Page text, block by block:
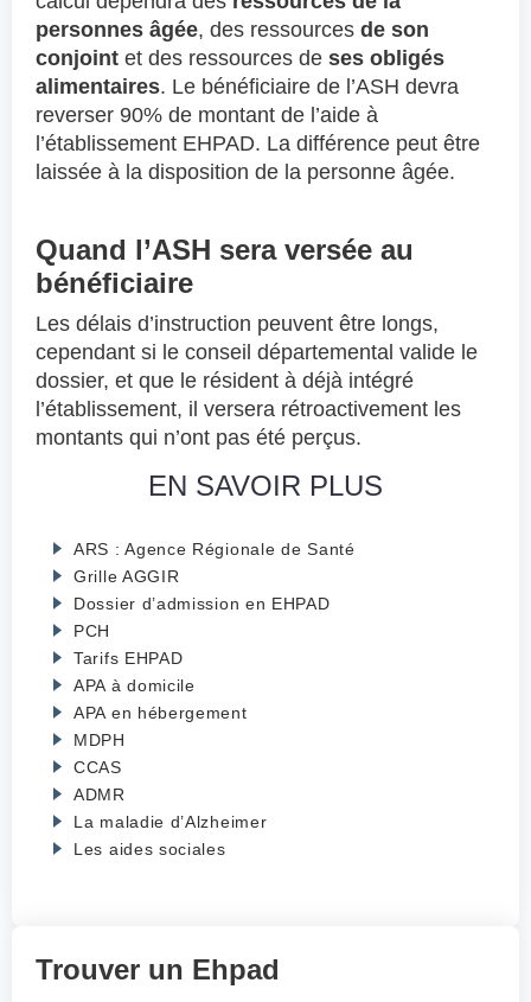
personnes âgée, des ressources de son
conjoint et des ressources de ses obligés
alimentaires. Le bénéficiaire de l’ASH devra
reverser 90% de montant de l’aide à
l’établissement EHPAD. La différence peut être
laissée à la disposition de la personne âgée.
Quand l’ASH sera versée au
bénéficiaire
Les délais d’instruction peuvent être longs,
cependant si le conseil départemental valide le
dossier, et que le résident à déjà intégré
l’établissement, il versera rétroactivement les
montants qui n’ont pas été perçus.
EN SAVOIR PLUS
ARS : Agence Régionale de Santé
Grille AGGIR
Dossier d’admission en EHPAD
PCH
Tarifs EHPAD
APA à domicile
APA en hébergement
MDPH
CCAS
ADMR
La maladie d’Alzheimer
Les aides sociales
Trouver un Ehpad